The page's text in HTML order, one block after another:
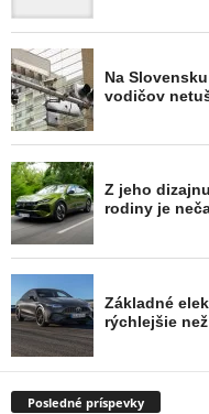
Posledné príspevky